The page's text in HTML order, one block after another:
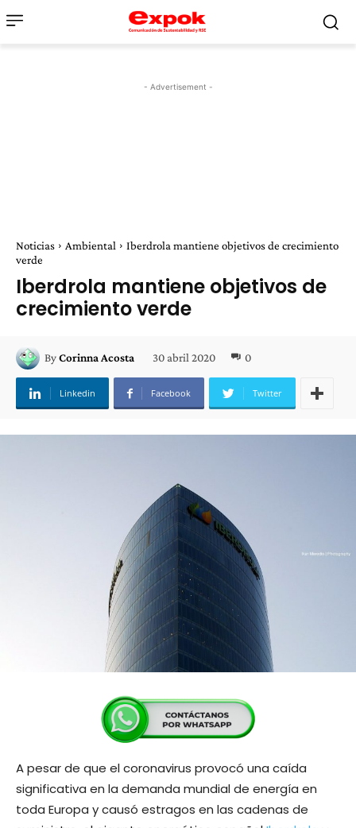
- Advertisement -
Noticias Ambiental
Iberdrola mantiene objetivos de crecimiento
verde
Iberdrola mantiene objetivos de
crecimiento verde
ByCorinna Acosta 30 abril 2020 0
Linkedin Facebook Twitter
A pesar de que el coronavirus provocó una caída
significativa en la demanda mundial de energía en
toda Europa y causó estragos en las cadenas de